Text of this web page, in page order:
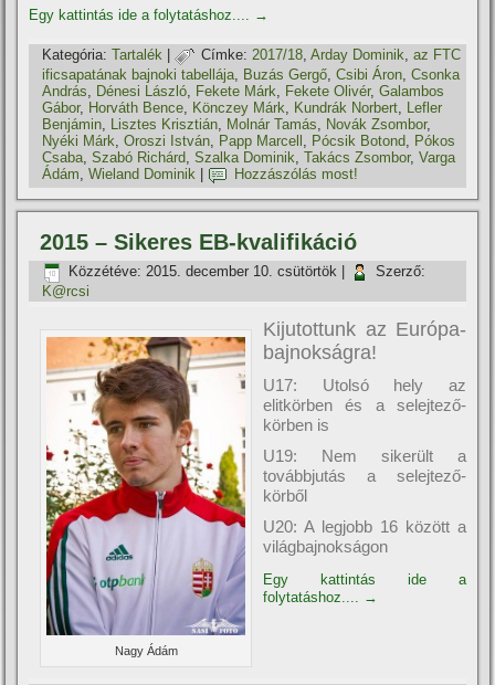
Egy kattintás ide a folytatáshoz.... →
Kategória: Tartalék | Címke: 2017/18,Arday Dominik,az FTC
ificsapatának bajnoki tabellája, Buzás Gergő,Csibi Áron,Csonka
András, Dénesi László, Fekete Márk, Fekete Olivér,Galambos
Gábor, Horváth Bence, Könczey Márk, Kundrák Norbert, Lefler
Benjámin, Lisztes Krisztián, Molnár Tamás, Novák Zsombor,
Nyéki Márk,Oroszi István, Papp Marcell , Pócsik Botond, Pókos
Csaba,Szabó Richárd,Szalka Dominik,Takács Zsombor,Varga
Ádám,Wieland Dominik Hozzászólás most!
2015 – Sikeres EB-kvalifikáció
Közzétéve: 2015. december 10. csütörtök
Szerző:
K@rcsi
Nagy Ádám
Kijutottunk az Európa-
bajnokságra!
U17: Utolsó hely az
elitkörben és a selejtező-
körben is
U19: Nem sikerült a
továbbjutás a selejtező-
körből
U20: A legjobb 16 között a
világbajnokságon
Egy kattintás ide a
folytatáshoz.... →